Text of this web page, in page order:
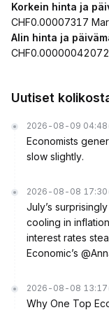
Korkein hinta ja
CHF0.00007317
Alin hinta ja
Uutiset
2026-08-09 04:48
Economists
slow slightly.
2026-08-08 17:30
July’s
cooling in
interest rates
Economic’s
2026-08-08 13:17
Why One Top